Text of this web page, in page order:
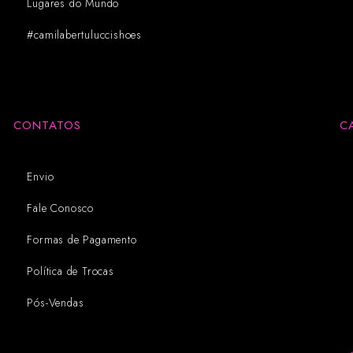
#camilabertuluccishoes
CONTATOS
Envio
Fale Conosco
Formas de Pagamento
Política de Trocas
Pós-Vendas